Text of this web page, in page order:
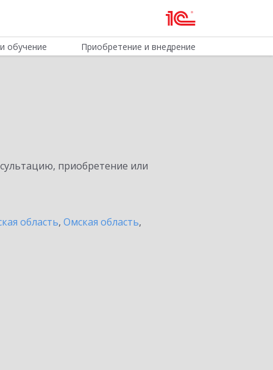
обучение Приобретение и внедрение
приобретение или
область, Омская область,